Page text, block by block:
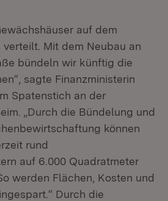
auf dem
Mit dem Neubau an
bündeln wir künftig die
sagte Finanzministerin
Spatenstich an der
„Durch die Bündelung und
können
rund
auf 6.000 Quadratmeter
werden Flächen, Kosten und
Durch die